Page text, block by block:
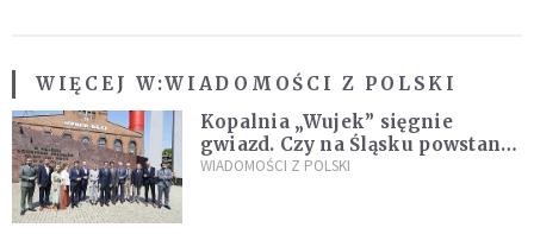
WIĘCEJ W:WIADOMOŚCI Z POLSKI
Kopalnia „Wujek” sięgnie
gwiazd. Czy na Śląsku powstanie
„Dolina Krzemowa”?
WIADOMOŚCI Z POLSKI